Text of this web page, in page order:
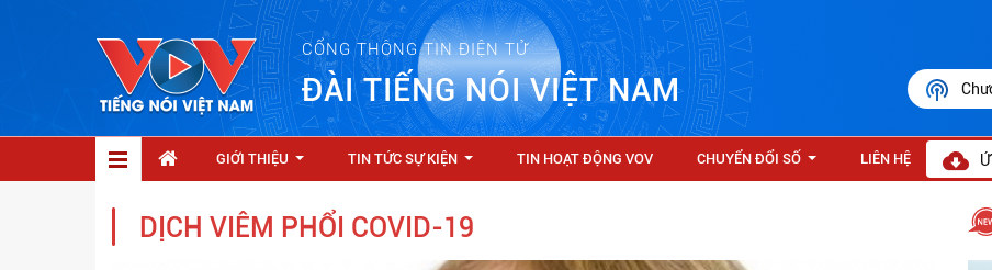
CỔNG THÔNG TIN ĐIỆN TỬ
ĐÀI TIẾNG NÓI VIỆT NAM
GIỚI THIỆU TIN TỨC SỰ KIỆN TIN HOẠT ĐỘNG VOV CHUYỂN ĐỔI SỐ LIÊN HỆ
DỊCH VIÊM PHỔI COVID-19